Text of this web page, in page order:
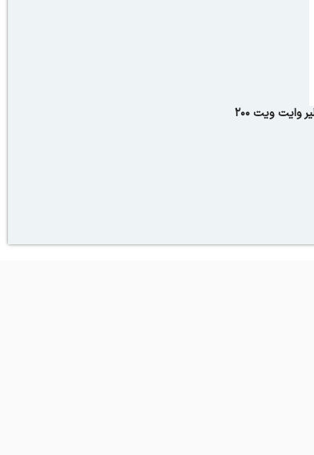
تونر پاک کننده صورت ویتالیر وایت ویت 200